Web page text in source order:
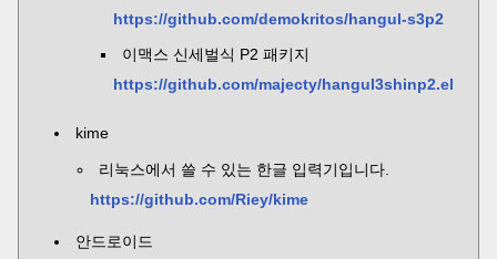
https://github.com/demokritos/hangul-s3p2
이맥스 신세벌식 P2 패키지
https://github.com/majecty/hangul3shinp2.el
kime
리눅스에서 쓸 수 있는 한글 입력기입니다.
https://github.com/Riey/kime
안드로이드